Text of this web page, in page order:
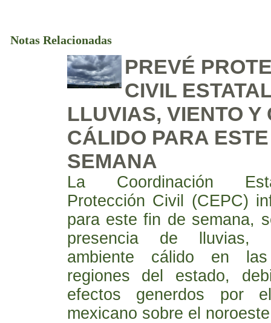
Notas Relacionadas
PREVÉ
CIVIL
LLUVIAS, VIENTO Y
CÁLIDO PARA
SEMANA
La Coordinación
Protección Civil (CEPC)
para este fin de semana,
presencia de lluvias,
ambiente cálido en
regiones del estado,
efectos generdos por
mexicano sobre el